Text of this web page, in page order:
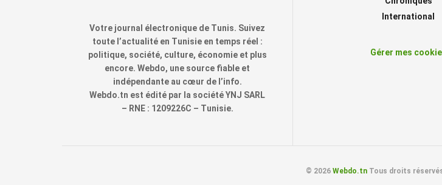
Votre journal électronique de Tunis. Suivez
toute l’actualité en Tunisie en temps réel :
politique, société, culture, économie et plus
encore. Webdo, une source fiable et
indépendante au cœur de l’info.
Webdo.tn est édité par la société YNJ SARL
– RNE : 1209226C – Tunisie.
International
Gérer mes
© 2026 Webdo.tnTous droits